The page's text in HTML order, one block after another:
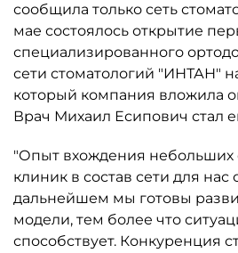
сообщила только сеть
мае состоялось открытие
специализированного
сети стоматологий "ИНТАН"
который компания вложила
Врач Михаил Есипович стал
"Опыт вхождения небольших
клиник в состав сети для нас
дальнейшем мы готовы
модели, тем более что
способствует. Конкуренция